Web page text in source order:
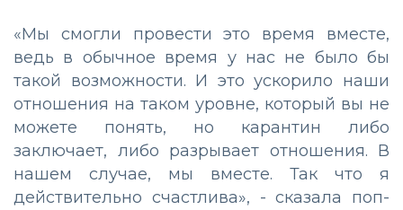
«Мы смогли провести это время вместе,
ведь в обычное время у нас не было бы
такой возможности. И это ускорило наши
отношения на таком уровне, который вы не
можете понять, но карантин либо
заключает, либо разрывает отношения. В
нашем случае, мы вместе. Так что я
действительно счастлива», - сказала поп-